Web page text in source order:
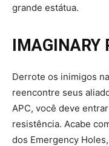
grande estátua.
IMAGINARY
Derrote os inimigos
reencontre seus
APC, você deve
resistência. Acabe
dos Emergency